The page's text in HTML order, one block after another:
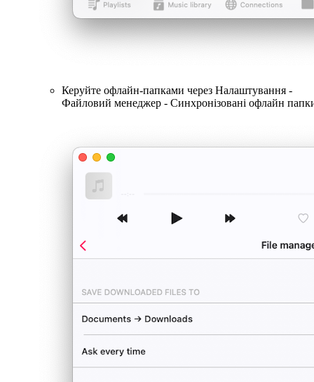
Керуйте офлайн-папками через Налаштування -
Файловий менеджер - Синхронізовані офлайн